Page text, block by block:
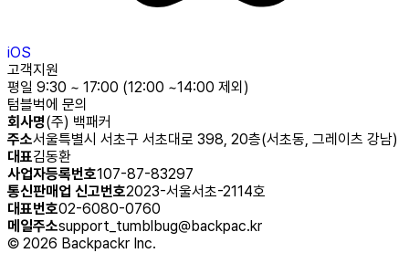
iOS
고객지원
평일 9:30 ~ 17:00 (12:00 ~14:00 제외)
텀블벅에 문의
회사명(주) 백패커
주소서울특별시 서초구 서초대로 398, 20층(서초동, 그레이츠 강남)
대표김동환
사업자등록번호107-87-83297
통신판매업 신고번호2023-서울서초-2114호
대표번호02-6080-0760
메일주소support_tumblbug@backpac.kr
© 2026 Backpackr Inc.